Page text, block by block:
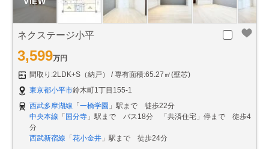
ネクステージ小平
3,599万円
間取り:2LDK+S（納戸）
専有面積:65.27㎡(壁芯)
東京都小平市鈴木町1丁目155-1
西武多摩湖線 「 一橋学園 」駅まで 徒歩22分
中央本線 「 国分寺 」駅まで バス18分 「共済住宅」停まで 徒歩4
分
西武新宿線 「 花小金井 」駅まで 徒歩24分